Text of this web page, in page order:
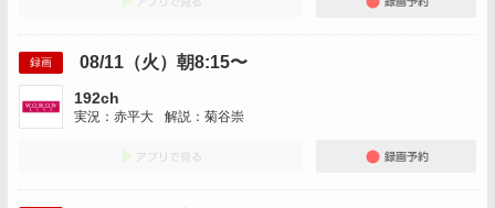
録画 08/11（火）朝8:15〜
192ch
実況：赤平大 解説：菊谷崇